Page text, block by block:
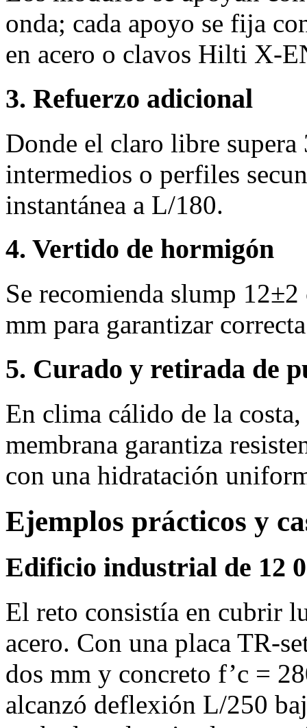
onda; cada apoyo se fija
en acero o clavos Hilti
3. Refuerzo adicional
Donde el claro libre supera
intermedios o perfiles
instantánea a L/180.
4. Vertido de hormigón
Se recomienda slump
mm para garantizar
5. Curado y retirada de
En clima cálido de la
membrana garantiza
con una hidratación
Ejemplos prácticos y
Edificio industrial de 12
El reto consistía en cubrir
acero. Con una placa
dos mm y concreto f’c =
alcanzó deflexión L/250